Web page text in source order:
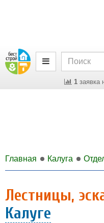
1заявка
Главная Калуга
Лестницы,
Калуге